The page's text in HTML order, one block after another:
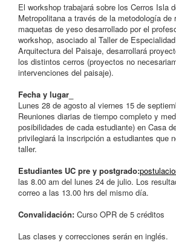
El workshop trabajará sobre los Cerros Isla
Metropolitana a través de la metodología de
maquetas de yeso desarrollado por el
workshop, asociado al Taller de
Arquitectura del Paisaje, desarrollará
los distintos cerros (proyectos no
intervenciones del paisaje).
Fecha y lugar_
Lunes 28 de agosto al viernes 15 de
Reuniones diarias de tiempo completo y
posibilidades de cada estudiante) en Casa
privilegiará la inscripción a estudiantes que
taller.
Estudiantes UC pre y postgrado:
las 8.00 am del lunes 24 de julio. Los
correo a las 13.00 hrs del mismo día.
Convalidación: Curso OPR de 5 créditos
Las clases y correcciones serán en inglés.